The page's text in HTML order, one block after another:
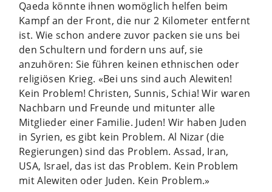
Qaeda könnte ihnen womöglich helfen beim
Kampf an der Front, die nur 2 Kilometer entfernt
ist. Wie schon andere zuvor packen sie uns bei
den Schultern und fordern uns auf, sie
anzuhören: Sie führen keinen ethnischen oder
religiösen Krieg. «Bei uns sind auch Alewiten!
Kein Problem! Christen, Sunnis, Schia! Wir waren
Nachbarn und Freunde und mitunter alle
Mitglieder einer Familie. Juden! Wir haben Juden
in Syrien, es gibt kein Problem. Al Nizar (die
Regierungen) sind das Problem. Assad, Iran,
USA, Israel, das ist das Problem. Kein Problem
mit Alewiten oder Juden. Kein Problem.»